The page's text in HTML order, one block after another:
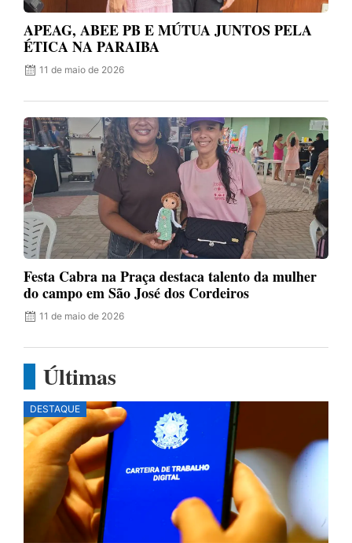
APEAG, ABEE PB E MÚTUA JUNTOS PELA
ÉTICA NA PARAIBA
11 de maio de 2026
Festa Cabra na Praça destaca talento da mulher
do campo em São José dos Cordeiros
11 de maio de 2026
Últimas
DESTAQUE